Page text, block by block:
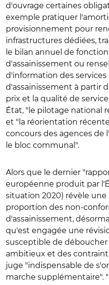
d'ouvrage certaines
exemple pratiquer
provisionnement pour
infrastructures dédiées,
le bilan annuel de
d'assainissement ou
d'information des
d'assainissement à partir
prix et la qualité de
État, "le pilotage national
et "la réorientation
concours des agences de
le bloc communal".
Alors que le dernier
européenne produit par l'É
situation 2020) révèle
proportion des non-
d'assainissement,
qu'est engagée une
susceptible de
ambitieux et des
juge "indispensable de
marche supplémentaire".